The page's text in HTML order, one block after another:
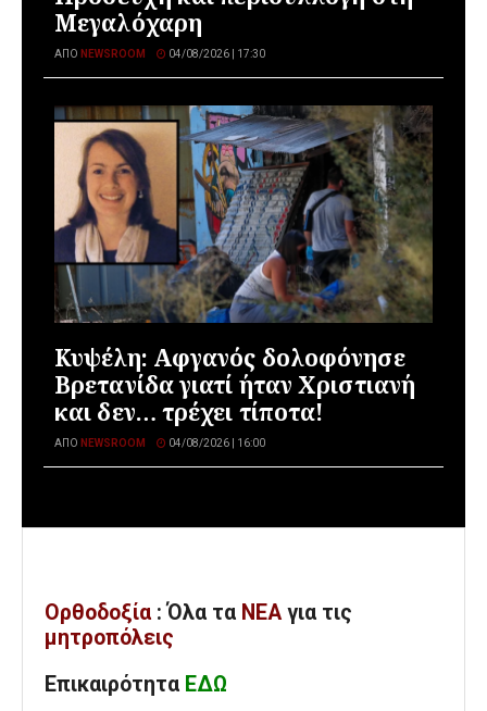
Μεγαλόχαρη
ΑΠΌ NEWSROOM 04/08/2026 | 17:30
Κυψέλη: Αφγανός δολοφόνησε
Βρετανίδα γιατί ήταν Χριστιανή
και δεν… τρέχει τίποτα!
ΑΠΌ NEWSROOM 04/08/2026 | 16:00
Ορθοδοξία : Όλα τα ΝΕΑ για τις
μητροπόλεις
Επικαιρότητα ΕΔΩ